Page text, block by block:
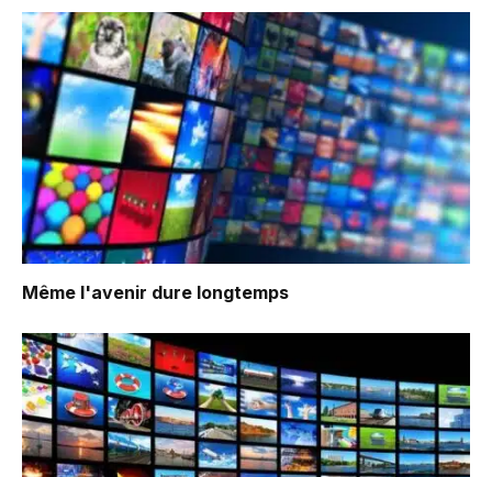
Même l'avenir dure longtemps